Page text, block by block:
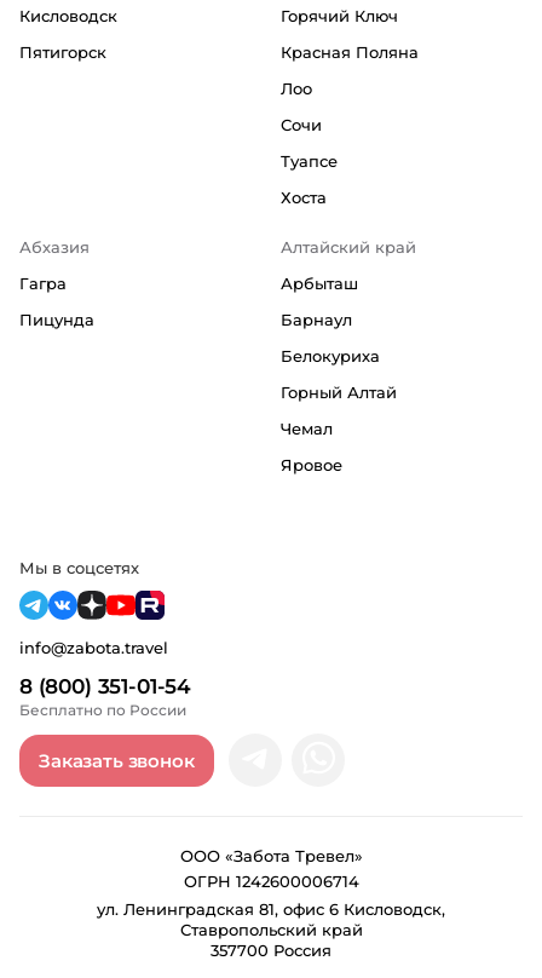
Кисловодск
Пятигорск
Горячий Ключ
Красная Поляна
Лоо
Сочи
Туапсе
Хоста
Абхазия
Гагра
Пицунда
Алтайский край
Арбыташ
Барнаул
Белокуриха
Горный Алтай
Чемал
Яровое
8 (800) 351-01-54
Бесплатно по России
info@zabota.travel
Заказать звонок
Мы в соцсетях
ООО «Забота Тревел»
ОГРН 1242600006714
ул. Ленинградская 81, офис 6 Кисловодск,
Ставропольский край
357700 Россия